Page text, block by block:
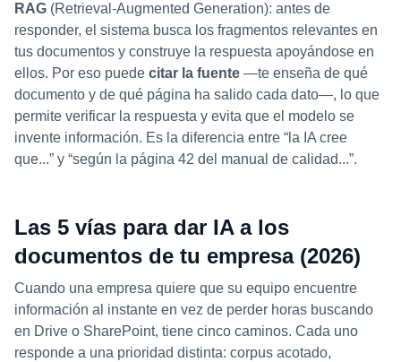
RAG (Retrieval-Augmented Generation): antes de
responder, el sistema busca los fragmentos relevantes en
tus documentos y construye la respuesta apoyándose en
ellos. Por eso puede citar la fuente —te enseña de qué
documento y de qué página ha salido cada dato—, lo que
permite verificar la respuesta y evita que el modelo se
invente información. Es la diferencia entre “la IA cree
que...” y “según la página 42 del manual de calidad...”.
Las 5 vías para dar IA a los
documentos de tu empresa (2026)
Cuando una empresa quiere que su equipo encuentre
información al instante en vez de perder horas buscando
en Drive o SharePoint, tiene cinco caminos. Cada uno
responde a una prioridad distinta: corpus acotado,